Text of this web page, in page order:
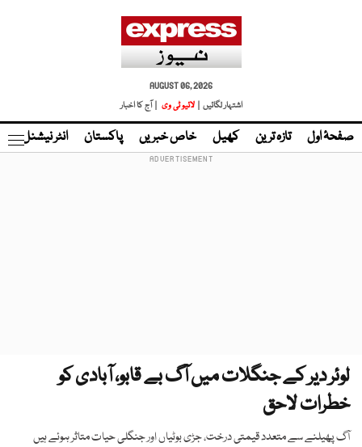
AUGUST 06, 2026
اشتہار لگائیں |
لائیو ٹی وی | آج کا اخبار
صفحۂ اول تازہ ترین کھیل خاص خبریں پاکستان انٹر نیشنل
لوئر دیر کے جنگلات میں آگ بے قابو، آبادی کو
خطرات لاحق
آگ پھیلنے سے متعدد قیمتی درخت، جڑی بوٹیاں اور جنگلی حیات متاثر ہوئے ہیں